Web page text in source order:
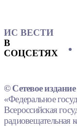
ИС ВЕСТИ
В
СОЦСЕТЯХ
© Сетевое
«Федеральное
Всероссийская